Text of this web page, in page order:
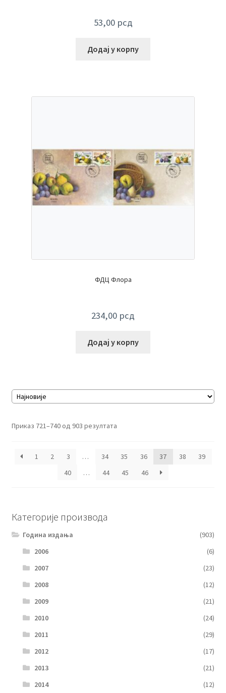
53,00 рсд
Додај у корпу
ФДЦ Флора
234,00 рсд
Додај у корпу
Приказ 721–740 од 903 резултатаСортирано
1
2 3 … 34 35 36 37 38
39
40
… 44 45 46
Категорије производа
Година издања
(903)
2006
(6)
2007
(23)
2008
(12)
2009
(21)
2010
(24)
2011
(29)
2012
(17)
2013
(21)
2014
(12)